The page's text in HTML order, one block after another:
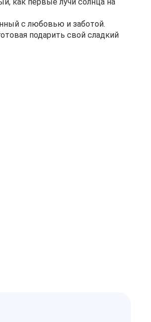
с любовью и заботой.
подарить свой сладкий